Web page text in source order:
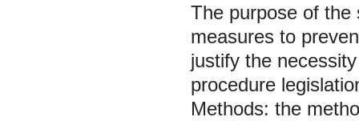
The purpose of the
measures to
justify the
procedure
Methods: the